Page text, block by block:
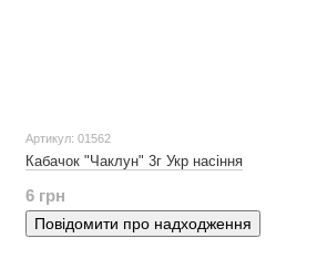
Артикул: 01562
Кабачок "Чаклун" 3г Укр насіння
6 грн
Повідомити про надходження